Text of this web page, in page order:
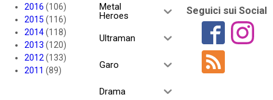
2016 (106)
2015 (116)
2014(118)
2013 (120)
2012(133)
2011 (89)
Metal
Heroes
Ultraman
Garo
Drama
Seguici sui Social